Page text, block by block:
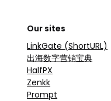
Our sites
LinkGate (ShortURL)
出海数字营销宝典
HalfPX
Zenkk
Prompt